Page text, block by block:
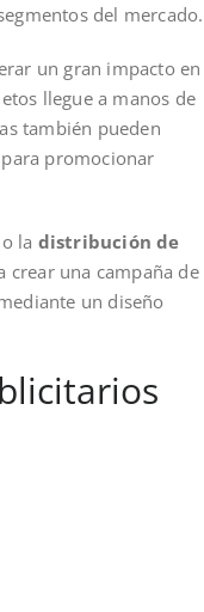
del mercado.
un gran impacto en
llegue a manos de
también pueden
promocionar
la distribución de
crear una campaña de
un diseño